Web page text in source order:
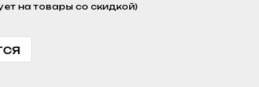
на товары со скидкой)